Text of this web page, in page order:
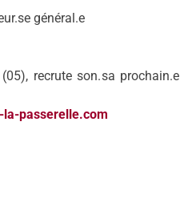
se général.e
recrute son.sa prochain.e
passerelle.com